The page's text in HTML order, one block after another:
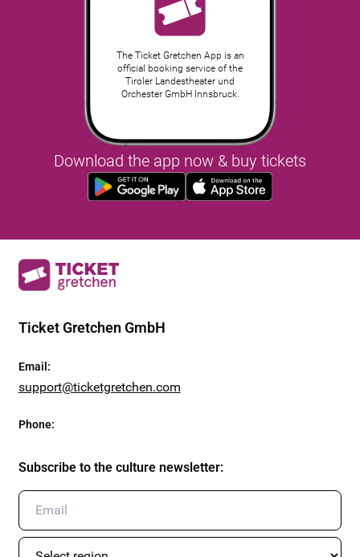
The Ticket Gretchen App is an
official booking service of the
Tiroler Landestheater und
Orchester GmbH Innsbruck.
Download the app now & buy tickets
Ticket Gretchen GmbH
Email :
support@ticketgretchen.com
Phone:
Subscribe to the culture newsletter: